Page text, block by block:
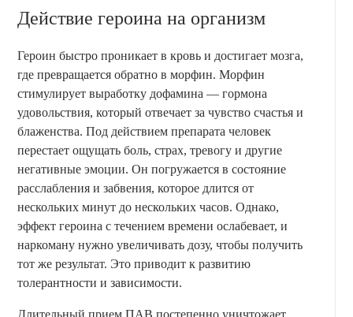
Действие героина на организм
Героин быстро проникает в кровь и достигает мозга,
где превращается обратно в морфин. Морфин
стимулирует выработку дофамина — гормона
удовольствия, который отвечает за чувство счастья и
блаженства. Под действием препарата человек
перестает ощущать боль, страх, тревогу и другие
негативные эмоции. Он погружается в состояние
расслабления и забвения, которое длится от
нескольких минут до нескольких часов. Однако,
эффект героина с течением времени ослабевает, и
наркоману нужно увеличивать дозу, чтобы получить
тот же результат. Это приводит к развитию
толерантности и зависимости.
Длительный прием ПАВ постепенно уничтожает